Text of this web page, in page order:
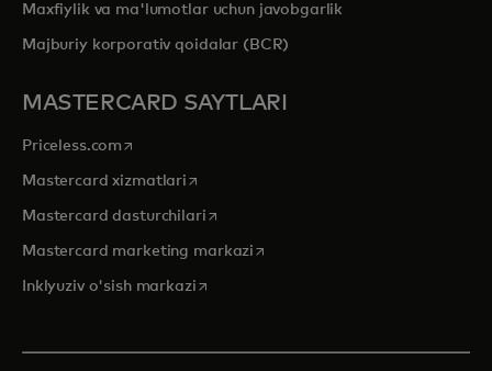
Maxfiylik va ma'lumotlar uchun javobgarlik
Majburiy korporativ qoidalar (BCR)
MASTERCARD SAYTLARI
Priceless.com opens in a new tab
Mastercard xizmatlari opens in a new tab
Mastercard dasturchilariopens in a new tab
Mastercard marketing markazi opens in a new tab
Inklyuziv o'sish markaziopens in a new tab